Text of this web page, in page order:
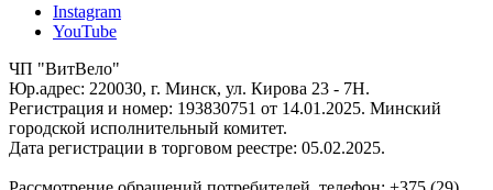
Instagram
YouTube
ЧП "ВитВело"
Юр.адрес: 220030, г. Минск, ул. Кирова 23 - 7Н.
Регистрация и номер: 193830751 от 14.01.2025. Минский
городской исполнительный комитет.
Дата регистрации в торговом реестре: 05.02.2025.